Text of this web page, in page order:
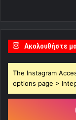
Ακολουθήστε
The Instagram
options page >